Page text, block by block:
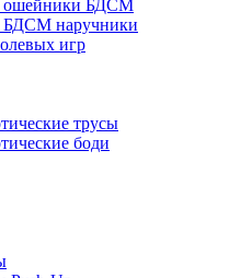
ошейники БДСМ
БДСМ наручники
игр
трусы
боди